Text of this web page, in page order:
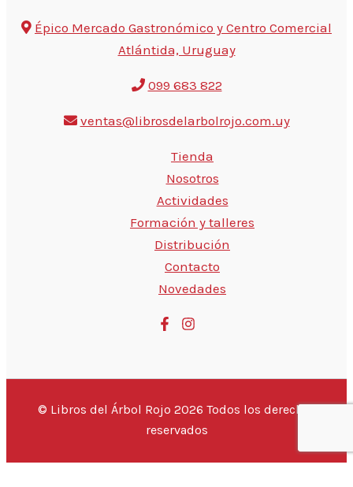
Épico Mercado Gastronómico y Centro Comercial
Atlántida, Uruguay
099 683 822
ventas@librosdelarbolrojo.com.uy
Tienda
Nosotros
Actividades
Formación y talleres
Distribución
Contacto
Novedades
© Libros del Árbol Rojo 2026 Todos los derechos
reservados